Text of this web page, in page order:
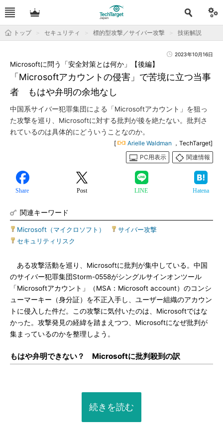
トップ セキュリティ 標的型攻撃／サイバー攻撃 技術解説
2023年10月16日
「Microsoftアカウントの侵害」で苦境に立つ当事
者 もはや弁明の余地なし
Microsoftに問う「安全対策とは何か」【後編】
中国系サイバー犯罪集団による「Microsoftアカウント」を狙っ
た攻撃を巡り、Microsoftに対する批判が後を絶たない。批判さ
れているのは具体的にどういうことなのか。
[ Arielle Waldman ，TechTarget]
PC用表示
関連情報
Share Post LINE Hatena
関連キーワード
Microsoft（マイクロソフト） サイバー攻撃
セキュリティリスク
ある攻撃活動を巡り、Microsoftに批判が集中している。中国
のサイバー犯罪集団Storm-0558がシングルサインオンツール
「Microsoftアカウント」（MSA：Microsoft account）のコンシ
ューマーキー（身分証）を不正入手し、ユーザー組織のアカウン
トに侵入した件だ。この攻撃に気付いたのは、Microsoftではな
かった。攻撃発見の経緯を踏まえつつ、Microsoftになぜ批判が
集まっているのかを整理しよう。
もはや弁明できない？ Microsoftに批判殺到の訳
続きを読む